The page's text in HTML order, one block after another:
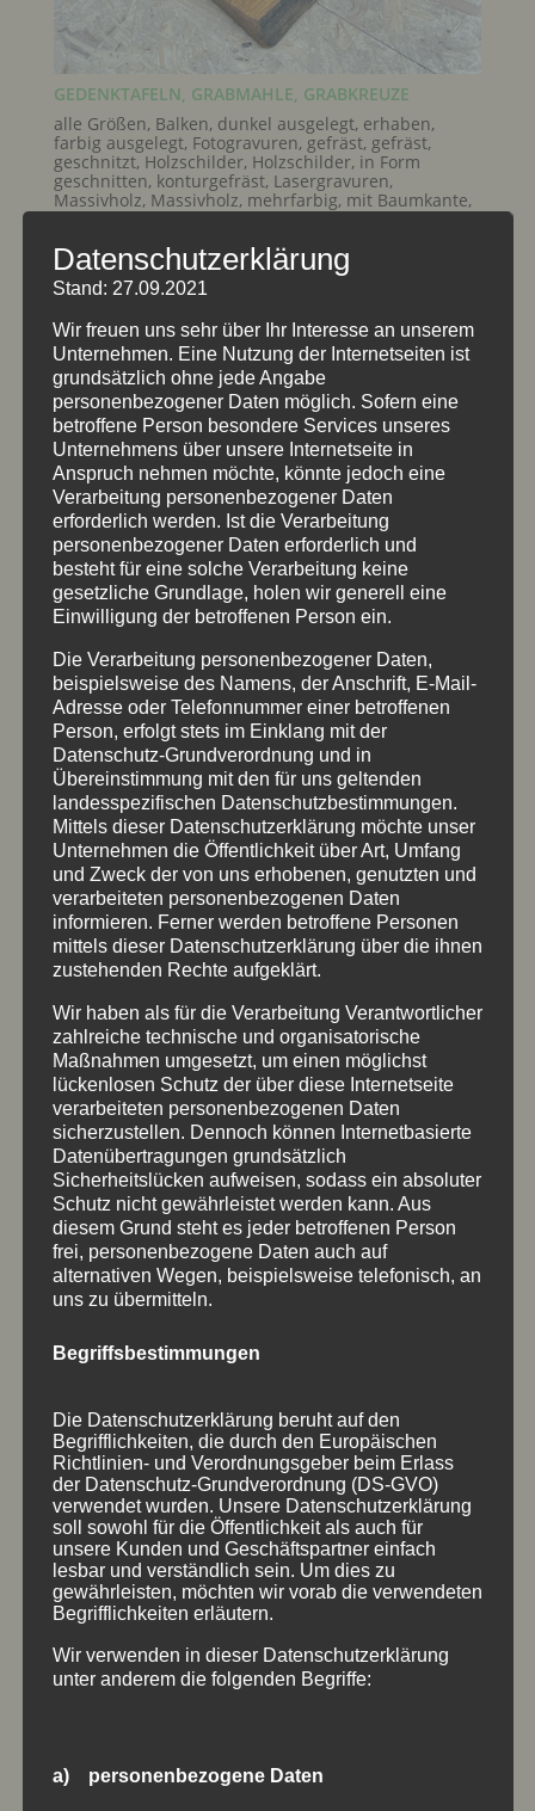
GEDENKTAFELN, GRABMAHLE, GRABKREUZE
alle Größen, Balken, dunkel ausgelegt, erhaben,
farbig ausgelegt, Fotogravuren, gefräst, gefräst,
geschnitzt, Holzschilder, Holzschilder, in Form
geschnitten, konturgefräst, Lasergravuren,
Massivholz, Massivholz, mehrfarbig, mit Baumkante,
Motivtafeln,naturbelassen,rustikal,rustikal,Schilder
Schriftzüge,Umfeld,ungesäumt ,vertieft
Zeichen
HOLZSCHILDER MIT KONTUREN GEFRÄST,
BUCHSTABEN FARBIG
alle Größen,Holzschilder,konturgefräst,Schrift
Kontur eingefräst
HOLZSCHILDER MIT VERTIEFTER FARBIGER SCHRIFT
IN FORM GESCHNITTEN
eingefräst,farbig ausgelegt,Holzschilder,
Plattenware,Schrift vertieft
HOLZSCHILDER MIT VERTIEFTER SCHRIFT IN FORM
GESCHNITTEN
dunkel ausgelegt,eingefräst,Holzschilder,in Form
geschnitten,Massivholz,Plattenware,Schrift vertieft
Datenschutzerklärung
Stand: 27.09.2021
Wir freuen uns sehr über Ihr Interesse an unserem
Unternehmen. Eine Nutzung der Internetseiten ist
grundsätzlich ohne jede Angabe
personenbezogener Daten möglich. Sofern eine
betroffene Person besondere Services unseres
Unternehmens über unsere Internetseite in
Anspruch nehmen möchte, könnte jedoch eine
Verarbeitung personenbezogener Daten
erforderlich werden. Ist die Verarbeitung
personenbezogener Daten erforderlich und
besteht für eine solche Verarbeitung keine
gesetzliche Grundlage, holen wir generell eine
Einwilligung der betroffenen Person ein.
Die Verarbeitung personenbezogener Daten,
beispielsweise des Namens, der Anschrift, E-Mail-
Adresse oder Telefonnummer einer betroffenen
Person, erfolgt stets im Einklang mit der
Datenschutz-Grundverordnung und in
Übereinstimmung mit den für uns geltenden
landesspezifischen Datenschutzbestimmungen.
Mittels dieser Datenschutzerklärung möchte unser
Unternehmen die Öffentlichkeit über Art, Umfang
und Zweck der von uns erhobenen, genutzten und
verarbeiteten personenbezogenen Daten
informieren. Ferner werden betroffene Personen
mittels dieser Datenschutzerklärung über die ihnen
zustehenden Rechte aufgeklärt.
Wir haben als für die Verarbeitung Verantwortlicher
zahlreiche technische und organisatorische
Maßnahmen umgesetzt, um einen möglichst
lückenlosen Schutz der über diese Internetseite
verarbeiteten personenbezogenen Daten
sicherzustellen. Dennoch können Internetbasierte
Datenübertragungen grundsätzlich
Sicherheitslücken aufweisen, sodass ein absoluter
Schutz nicht gewährleistet werden kann. Aus
diesem Grund steht es jeder betroffenen Person
frei, personenbezogene Daten auch auf
alternativen Wegen, beispielsweise telefonisch, an
uns zu übermitteln.
Begriffsbestimmungen
Die Datenschutzerklärung beruht auf den
Begrifflichkeiten, die durch den Europäischen
Richtlinien- und Verordnungsgeber beim Erlass
der Datenschutz-Grundverordnung (DS-GVO)
verwendet wurden. Unsere Datenschutzerklärung
soll sowohl für die Öffentlichkeit als auch für
unsere Kunden und Geschäftspartner einfach
lesbar und verständlich sein. Um dies zu
gewährleisten, möchten wir vorab die verwendeten
Begrifflichkeiten erläutern.
Wir verwenden in dieser Datenschutzerklärung
unter anderem die folgenden Begriffe:
a) personenbezogene Daten